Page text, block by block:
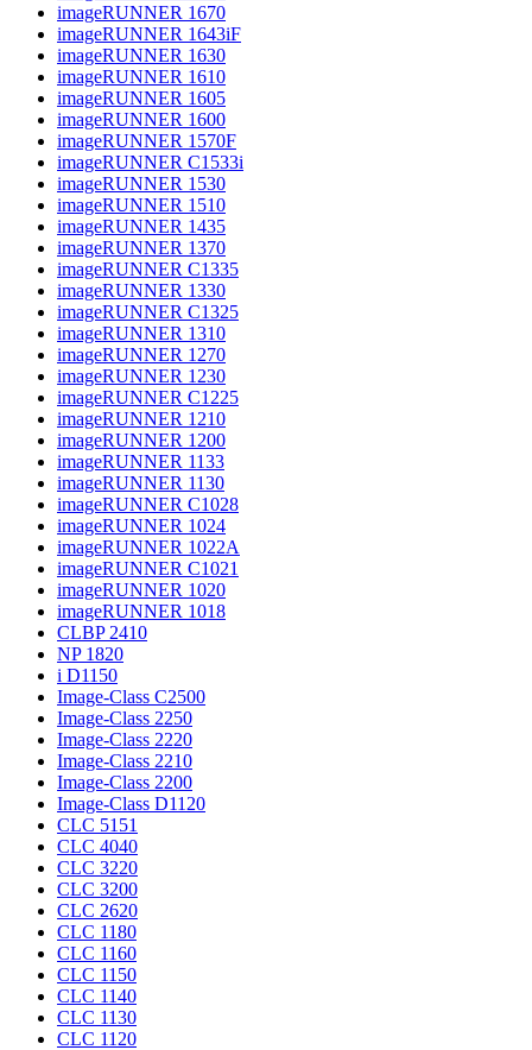
imageRUNNER 1670
imageRUNNER 1643iF
imageRUNNER 1630
imageRUNNER 1610
imageRUNNER 1605
imageRUNNER 1600
imageRUNNER 1570F
imageRUNNER C1533i
imageRUNNER 1530
imageRUNNER 1510
imageRUNNER 1435
imageRUNNER 1370
imageRUNNER C1335
imageRUNNER 1330
imageRUNNER C1325
imageRUNNER 1310
imageRUNNER 1270
imageRUNNER 1230
imageRUNNER C1225
imageRUNNER 1210
imageRUNNER 1200
imageRUNNER 1133
imageRUNNER 1130
imageRUNNER C1028
imageRUNNER 1024
imageRUNNER 1022A
imageRUNNER C1021
imageRUNNER 1020
imageRUNNER 1018
CLBP 2410
NP 1820
i D1150
Image-Class C2500
Image-Class 2250
Image-Class 2220
Image-Class 2210
Image-Class 2200
Image-Class D1120
CLC 5151
CLC 4040
CLC 3220
CLC 3200
CLC 2620
CLC 1180
CLC 1160
CLC 1150
CLC 1140
CLC 1130
CLC 1120